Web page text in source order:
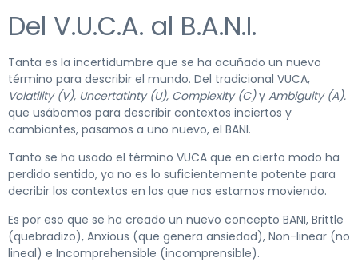
Del V.U.C.A. al B.A.N.I.
Tanta es la incertidumbre que se ha acuñado un nuevo
término para describir el mundo. Del tradicional VUCA,
Volatility (V), Uncertatinty(U), Complexity (C)y Ambiguity (A).
que usábamos para describir contextos inciertos y
cambiantes, pasamos a uno nuevo, el BANI.
Tanto se ha usado el término VUCA que en cierto modo ha
perdido sentido, ya no es lo suficientemente potente para
decribir los contextos en los que nos estamos moviendo.
Es por eso que se ha creado un nuevo concepto BANI, Brittle
(quebradizo), Anxious (que genera ansiedad), Non-linear (no
lineal) e Incomprehensible (incomprensible).